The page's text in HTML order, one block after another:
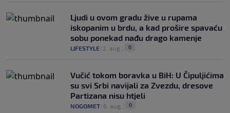
Ljudi u ovom gradu žive u rupama
iskopanim u brdu, a kad prošire spavaću
sobu ponekad nađu drago kamenje
LIFESTYLE 2. aug. 0
Vučić tokom boravka u BiH: U Čipuljićima
su svi Srbi navijali za Zvezdu, dresove
Partizana nisu htjeli
NOGOMET 6. aug. 0